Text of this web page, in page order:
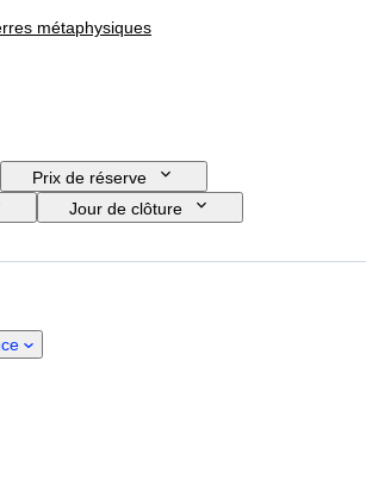
métaphysiques
Prix de réserve
Jour de clôture
État